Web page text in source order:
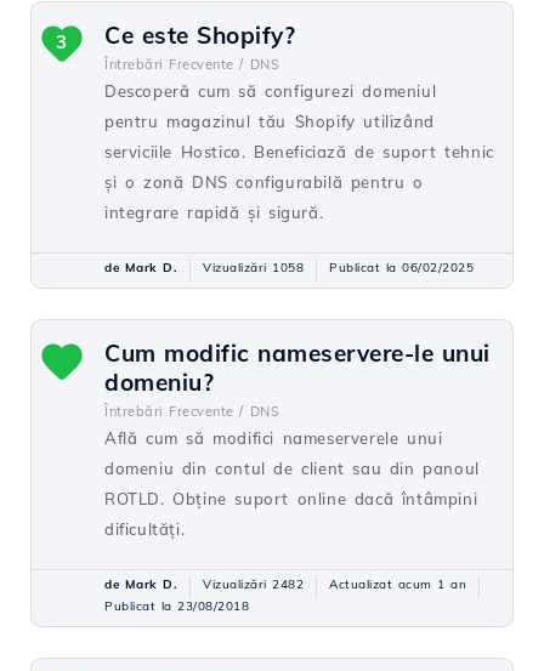
Ce este Shopify?
Întrebări Frecvente / DNS
Descoperă cum să configurezi domeniul
pentru magazinul tău Shopify utilizând
serviciile Hostico. Beneficiază de suport tehnic
și o zonă DNS configurabilă pentru o
integrare rapidă și sigură.
3
de Mark D. Vizualizări 1058 Publicat la 06/02/2025
Cum modific nameservere-le unui
domeniu?
Întrebări Frecvente / DNS
Află cum să modifici nameserverele unui
domeniu din contul de client sau din panoul
ROTLD. Obține suport online dacă întâmpini
dificultăți.
de Mark D. Vizualizări 2482
Actualizat acum 1 an
Publicat la 23/08/2018